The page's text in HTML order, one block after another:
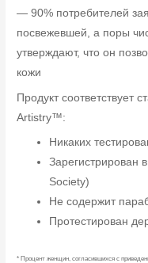
— 90% потребителей
посвежевшей, а поры
утверждают, что он
кожи
Продукт соответствует
Artistry™:
Никаких
Зарегистрирован
Society)
Не содержит
Протестирован
* Процент женщин, согласившихся с